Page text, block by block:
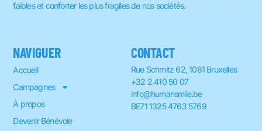
faibles et conforter les plus fragiles de nos sociétés.
NAVIGUER
Accueil
Campagnes
À propos
Devenir Bénévole
CONTACT
Rue Schmitz 62, 1081 Bruxelles
+32 2 410 50 07
info@humansmile.be
BE71 1325 4763 5769